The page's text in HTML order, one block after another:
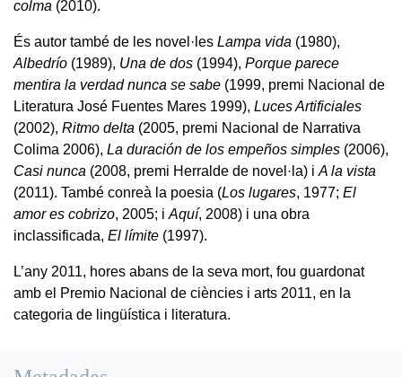
colma (2010).
És autor també de les novel·les Lampa vida (1980),
Albedrío (1989), Una de dos (1994), Porque parece
mentira la verdad nunca se sabe (1999, premi Nacional de
Literatura José Fuentes Mares 1999), Luces Artificiales
(2002), Ritmo delta (2005, premi Nacional de Narrativa
Colima 2006), La duración de los empeños simples (2006),
Casi nunca (2008, premi Herralde de novel·la) i A la vista
(2011). També conreà la poesia (Los lugares, 1977; El
amor es cobrizo, 2005; i Aquí, 2008) i una obra
inclassificada, El límite (1997).
L’any 2011, hores abans de la seva mort, fou guardonat
amb el Premio Nacional de ciències i arts 2011, en la
categoria de lingüística i literatura.